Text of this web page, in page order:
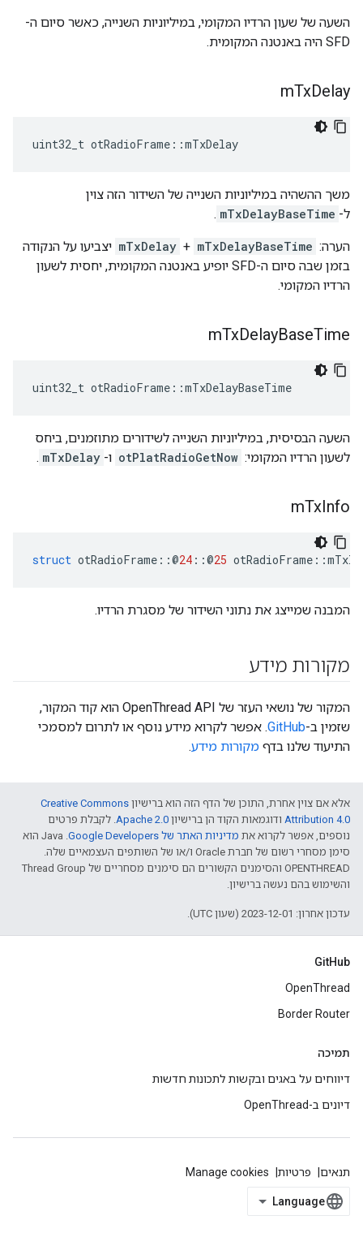
השעה של שעון הרדיו המקומי, במיליוניות השנייה, כאשר סיום ה-
SFD היה באנטנה המקומית.
mTxDelay
uint32_t otRadioFrame ::mTxDelay
משך ההשהיה במיליוניות השנייה של השידור הזה צוין
ל- mTxDelayBaseTime
.
הערה: mTxDelayBaseTime
+
mTxDelay יצביעו על הנקודה
בזמן שבה סיום ה-SFD יופיע באנטנה המקומית, יחסית לשעון
הרדיו המקומי.
mTxDelayBaseTime
uint32_t otRadioFrame ::mTxDelayBaseTime
השעה הבסיסית, במיליוניות השנייה לשידורים מתוזמנים, ביחס
לשעון הרדיו המקומי: otPlatRadioGetNow ו- mTxDelay
.
mTxInfo
struct otRadioFrame ::@24 ::@25 otRadioFrame ::
המבנה שמייצג את נתוני השידור של מסגרת הרדיו.
מקורות מידע
המקור של נושאי העזר של OpenThread API הוא קוד המקור,
שזמין ב-GitHub. אפשר לקרוא מידע נוסף או לתרום למסמכי
התיעוד שלנו בדף מקורות מידע.
אלא אם צוין אחרת, התוכן של הדף הזה הוא ברישיון Creative Commons
Attribution 4.0‏ ודוגמאות הקוד הן ברישיון Apache 2.0‏. לקבלת פרטים
נוספים, אפשר לקרוא את מדיניות האתר של Google Developers‏
.‏ Java הוא
סימן מסחרי רשום של חברת Oracle ו/או של השותפים העצמאיים שלה.
‫OPENTHREAD והסימנים הקשורים הם סימנים מסחריים של Thread Group
והשימוש בהם נעשה ברישיון.
עדכון אחרון: 2023-12-01 (שעון UTC).
GitHub
OpenThread
Border Router
תמיכה
דיווחים על באגים ובקשות לתכונות חדשות
דיונים ב-OpenThread
תנאים פרטיות Manage cookies